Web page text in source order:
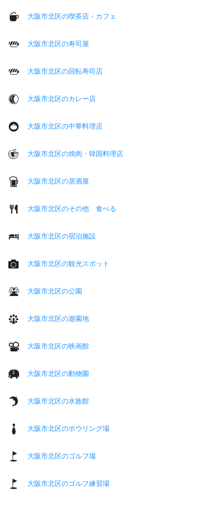
大阪市北区の喫茶店・カフェ
大阪市北区の寿司屋
大阪市北区の回転寿司店
大阪市北区のカレー店
大阪市北区の中華料理店
大阪市北区の焼肉・韓国料理店
大阪市北区の居酒屋
大阪市北区のその他 食べる
大阪市北区の宿泊施設
大阪市北区の観光スポット
大阪市北区の公園
大阪市北区の遊園地
大阪市北区の映画館
大阪市北区の動物園
大阪市北区の水族館
大阪市北区のボウリング場
大阪市北区のゴルフ場
大阪市北区のゴルフ練習場